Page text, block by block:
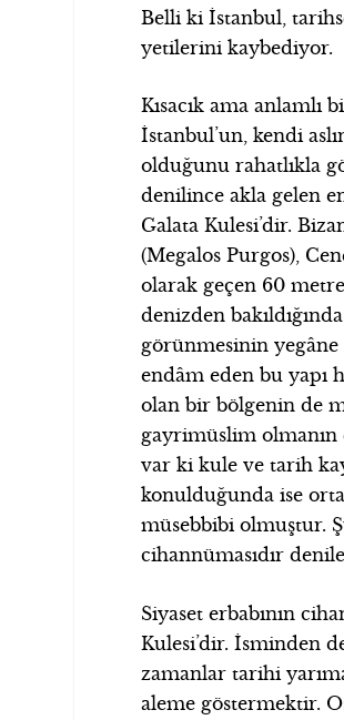
Belli ki İstanbul,
yetilerini kaybediyor.
Kısacık ama anlamlı
İstanbul’un, kendi
olduğunu rahatlıkla
denilince akla gelen
Galata Kulesi’dir.
(Megalos Purgos),
olarak geçen 60
denizden
görünmesinin yegâne
endâm eden bu yapı
olan bir bölgenin de
gayrimüslim
var ki kule ve tarih
konulduğunda ise
müsebbibi olmuştur.
cihannümasıdır
Siyaset erbabının
Kulesi’dir. İsminden
zamanlar tarihi
aleme göstermektir.